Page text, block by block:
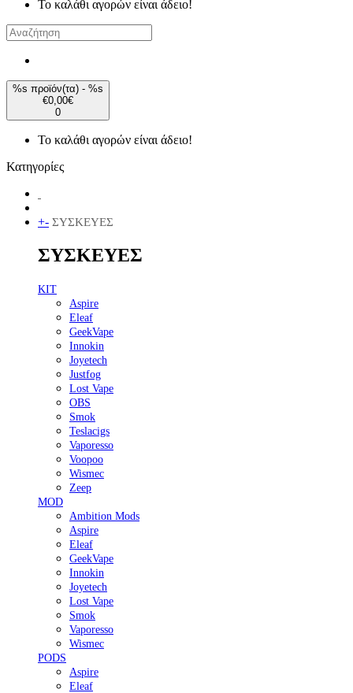
Το καλάθι αγορών είναι άδειο!
%s προϊόν(τα) - %s
€0,00€
0
Το καλάθι αγορών είναι άδειο!
Κατηγορίες
+- ΣΥΣΚΕΥΕΣ
ΣΥΣΚΕΥΕΣ
KIT
Aspire
Eleaf
GeekVape
Innokin
Joyetech
Justfog
Lost Vape
OBS
Smok
Teslacigs
Vaporesso
Voopoo
Wismec
Zeep
MOD
Ambition Mods
Aspire
Eleaf
GeekVape
Innokin
Joyetech
Lost Vape
Smok
Vaporesso
Wismec
PODS
Aspire
Eleaf